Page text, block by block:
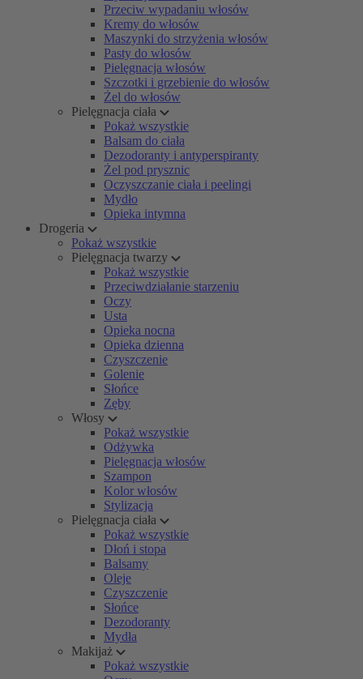
Przeciw wypadaniu włosów
Kremy do włosów
Maszynki do strzyżenia włosów
Pasty do włosów
Pielęgnacja włosów
Szczotki i grzebienie do włosów
Żel do włosów
Pielęgnacja ciała
Pokaż wszystkie
Balsam do ciała
Dezodoranty i antyperspiranty
Żel pod prysznic
Oczyszczanie ciała i peelingi
Mydło
Opieka intymna
Drogeria
Pokaż wszystkie
Pielęgnacja twarzy
Pokaż wszystkie
Przeciwdziałanie starzeniu
Oczy
Usta
Opieka nocna
Opieka dzienna
Czyszczenie
Golenie
Słońce
Zęby
Włosy
Pokaż wszystkie
Odżywka
Pielęgnacja włosów
Szampon
Kolor włosów
Stylizacja
Pielęgnacja ciała
Pokaż wszystkie
Dłoń i stopa
Balsamy
Oleje
Czyszczenie
Słońce
Dezodoranty
Mydła
Makijaż
Pokaż wszystkie